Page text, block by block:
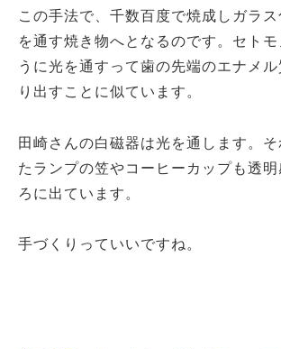
この手法で、千数百度で焼成しガラ
を通す焼き物へとなるのです。セト
うに光を通すって歯の先端のエナメ
り出すことに似ています。
田崎さんの白磁器は光を通します。
たランプの笠やコーヒーカップも透明
ろに出ています。
手づくりっていいですね。